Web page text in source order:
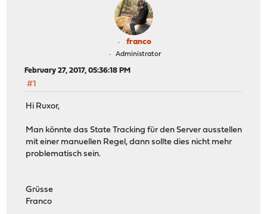
franco
Administrator
February 27, 2017, 05:36:18 PM
#1
Hi Ruxor,
Man könnte das State Tracking für den Server ausstellen
mit einer manuellen Regel, dann sollte dies nicht mehr
problematisch sein.
Grüsse
Franco